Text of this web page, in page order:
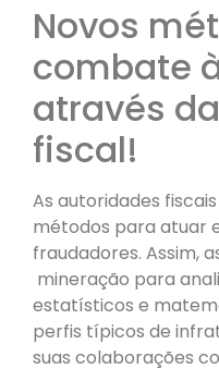
Novos
combate
através
fiscal!
As autoridades
métodos para atuar
fraudadores. Assim,
mineração para
estatísticos e
perfis típicos de
suas colaborações